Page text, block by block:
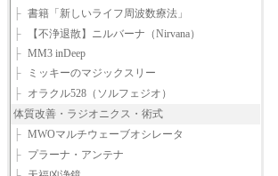
├ 書籍「新しいライフ周波数療法」
├
【不浄退散】ニルバーナ（Nirvana）
├ MM3 inDeep
├
ミッキーのマジックスリー
├ オラクル528（ソルフェジオ）
体質改善・ラジオニクス・術式
├ MWOマルチウェーブオシレータ
├ プラーナ・アンテナ